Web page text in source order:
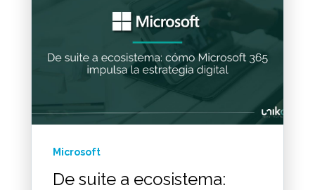
Microsoft
De suite a ecosistema: